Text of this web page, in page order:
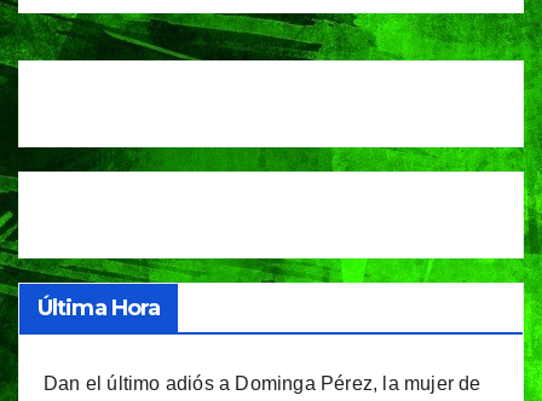
Última Hora
Dan el último adiós a Dominga Pérez, la mujer de